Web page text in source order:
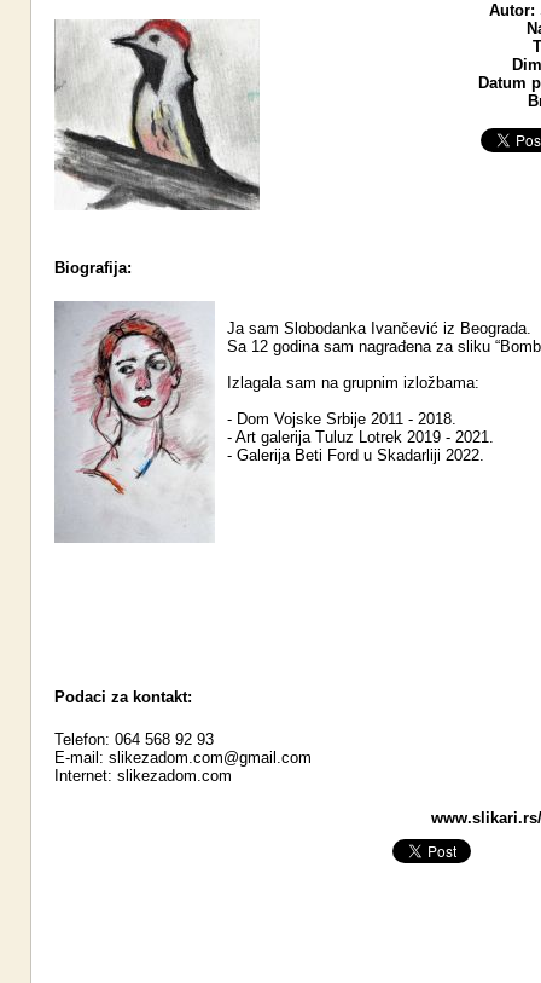
Autor:
Datum
Biografija:
Ja sam Slobodanka Ivančević iz Beograda.
Sa 12 godina sam nagrađena za sliku
Izlagala sam na grupnim izložbama:
- Dom Vojske Srbije 2011 - 2018.
- Art galerija Tuluz Lotrek 2019 - 2021.
- Galerija Beti Ford u Skadarliji 2022.
Podaci za kontakt:
Telefon: 064 568 92 93
E-mail: slikezadom.com@gmail.com
Internet: slikezadom.com